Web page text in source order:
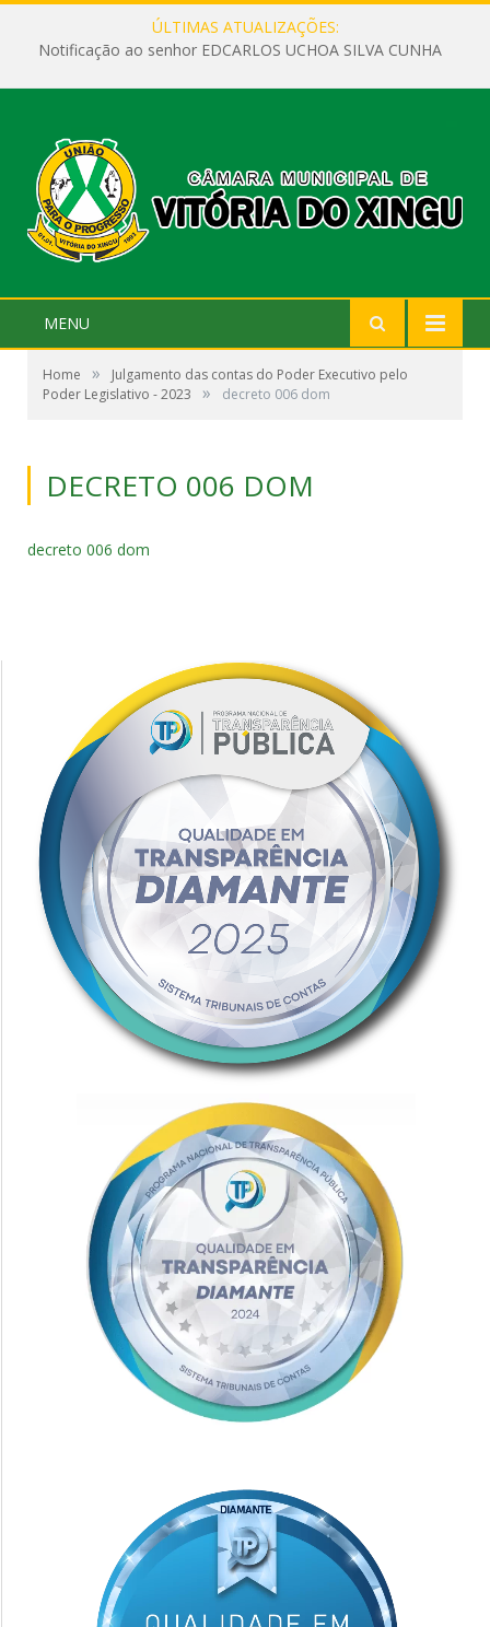
ÚLTIMAS ATUALIZAÇÕES:
Notificação ao senhor EDCARLOS UCHOA SILVA CUNHA
MENU
Home »
Julgamento das contas do Poder Executivo pelo
Poder Legislativo - 2023
» decreto 006 dom
DECRETO 006 DOM
decreto 006 dom